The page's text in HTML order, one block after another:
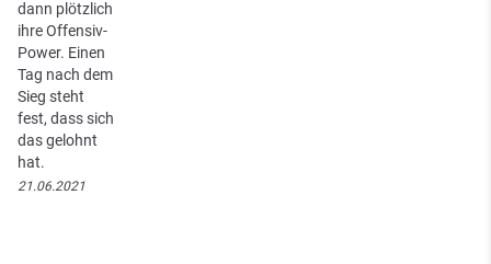
dann plötzlich
ihre Offensiv-
Power. Einen
Tag nach dem
Sieg steht
fest, dass sich
das gelohnt
hat.
21.06.2021